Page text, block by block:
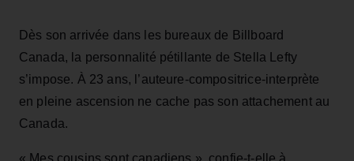
Dès son arrivée dans les bureaux de Billboard
Canada, la personnalité pétillante de Stella Lefty
s’impose. À 23 ans, l’auteure-compositrice-interprète
en pleine ascension ne cache pas son attachement au
Canada.
« Mes cousins sont canadiens », confie-t-elle à